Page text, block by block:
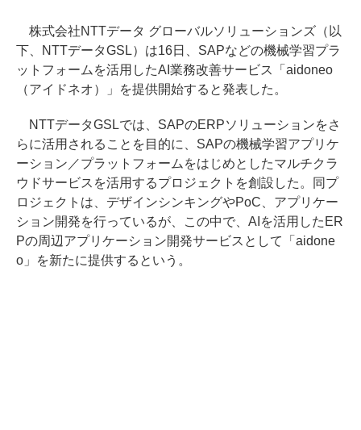
株式会社NTTデータ グローバルソリューションズ（以
下、NTTデータGSL）は16日、SAPなどの機械学習プラ
ットフォームを活用したAI業務改善サービス「aidoneo
（アイドネオ）」を提供開始すると発表した。
NTTデータGSLでは、SAPのERPソリューションをさ
らに活用されることを目的に、SAPの機械学習アプリケ
ーション／プラットフォームをはじめとしたマルチクラ
ウドサービスを活用するプロジェクトを創設した。同プ
ロジェクトは、デザインシンキングやPoC、アプリケー
ション開発を行っているが、この中で、AIを活用したER
Pの周辺アプリケーション開発サービスとして「aidone
o」を新たに提供するという。